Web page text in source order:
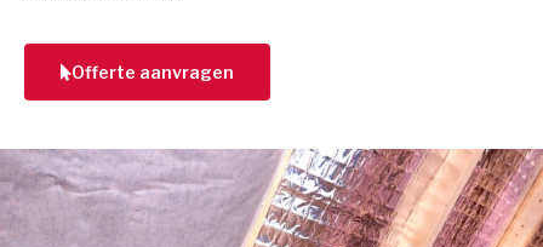
Offerte aanvragen